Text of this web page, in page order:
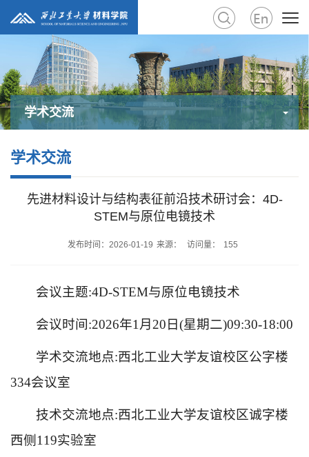
学术交流
学术交流
先进材料设计与结构表征前沿技术研讨会：4D-
STEM与原位电镜技术
发布时间：2026-01-19 来源： 访问量： 155
会议主题:4D-STEM与原位电镜技术
会议时间:2026年1月20日(星期二)09:30-18:00
学术交流地点:西北工业大学友谊校区公字楼
334会议室
技术交流地点:西北工业大学友谊校区诚字楼
西侧119实验室